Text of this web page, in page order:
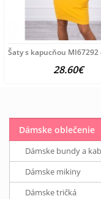
Šaty s kapucňou
28.60€
Dámske oblečenie
Dámske bundy a
Dámske mikiny
Dámske tričká